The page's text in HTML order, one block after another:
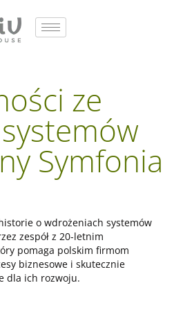
ze
Symfonia
o wdrożeniach systemów
zespół z 20-letnim
pomaga polskim firmom
biznesowe i skutecznie
dla ich rozwoju.